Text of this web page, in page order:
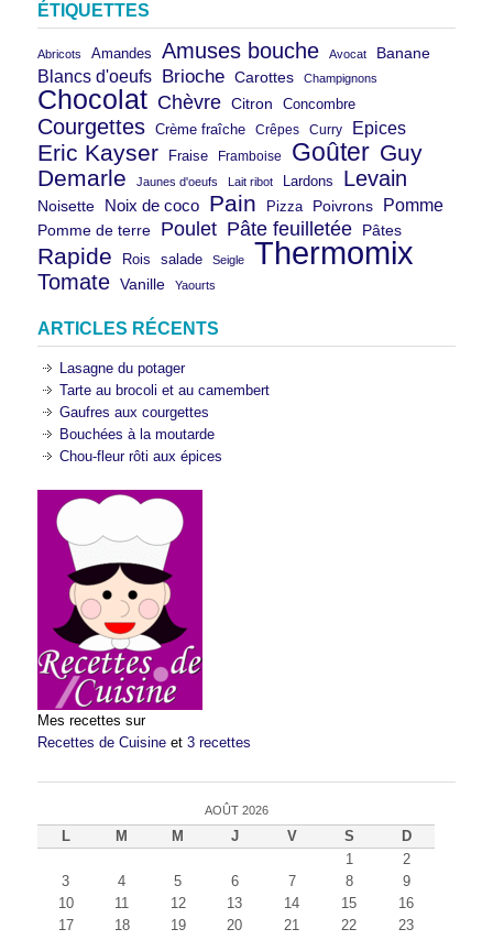
ÉTIQUETTES
Abricots Amandes Amuses bouche Avocat Banane
Blancs d'oeufs Brioche Carottes Champignons
Chocolat Chèvre Citron Concombre
Courgettes Crème fraîche Crêpes Curry Epices
Eric Kayser Fraise Framboise Goûter Guy
Demarle
Jaunes d'oeufs Lait ribot Lardons Levain
Noisette Noix de coco Pain Pizza Poivrons Pomme
Pomme de terre Poulet Pâte feuilletée Pâtes
Rapide Rois salade Seigle Thermomix
Tomate Vanille Yaourts
ARTICLES RÉCENTS
Lasagne du potager
Tarte au brocoli et au camembert
Gaufres aux courgettes
Bouchées à la moutarde
Chou-fleur rôti aux épices
Mes recettes sur
Recettes de Cuisine et 3 recettes
AOÛT 2026
L M M J V S
D
1
2
3
4 5 6 7 8
9
10
11 12 13 14 15
16
17
18 19 20 21 22
23